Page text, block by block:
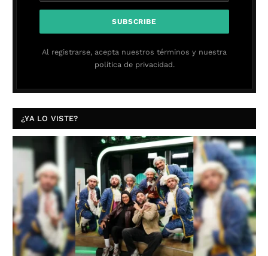
Al registrarse, acepta nuestros términos y nuestra
política de privacidad.
¿YA LO VISTE?